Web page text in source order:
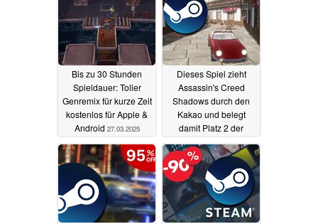
Bis zu 30 Stunden
Spieldauer: Toller
Genremix für kurze Zeit
kostenlos für Apple &
Android 27.03.2025
Dieses Spiel zieht
Assassin's Creed
Shadows durch den
Kakao und belegt
damit Platz 2 der
22.03.2025